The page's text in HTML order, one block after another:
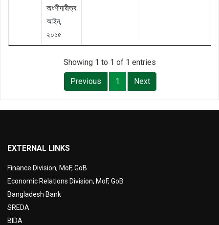
অংশীদারীত্ব
আইন,
২০১৫
Showing 1 to 1 of 1 entries
Previous 1 Next
EXTERNAL LINKS
Finance Division, MoF, GoB
Economic Relations Division, MoF, GoB
Bangladesh Bank
SREDA
BIDA